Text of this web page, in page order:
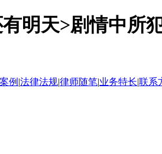
明天>剧情中所
例 |法律法规|律师随笔|业务特长|联系